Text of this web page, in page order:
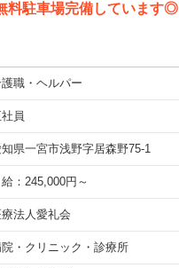
駐車場完備しています◎
職・ヘルパー
員
県一宮市浅野字居森野75-1
給：245,000円～
療法人愛礼会
・クリニック・診療所